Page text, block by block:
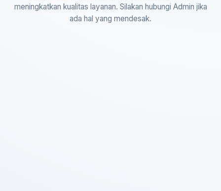
meningkatkan kualitas layanan. Silakan hubungi Admin jika
ada hal yang mendesak.